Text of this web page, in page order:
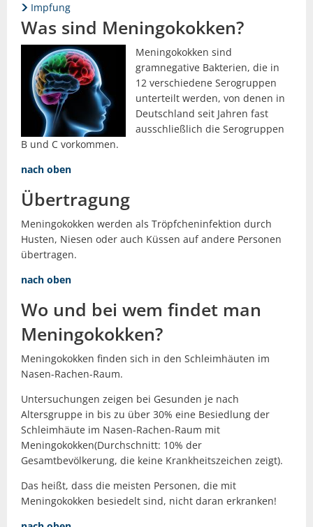
Impfung
Was sind Meningokokken?
Meningokokken sind
gramnegative Bakterien, die in
12 verschiedene Serogruppen
unterteilt werden, von denen in
Deutschland seit Jahren fast
ausschließlich die Serogruppen
B und C vorkommen.
nach oben
Übertragung
Meningokokken werden als Tröpfcheninfektion durch
Husten, Niesen oder auch Küssen auf andere Personen
übertragen.
nach oben
Wo und bei wem findet man
Meningokokken?
Meningokokken finden sich in den Schleimhäuten im
Nasen-Rachen-Raum.
Untersuchungen zeigen bei Gesunden je nach
Altersgruppe in bis zu über 30% eine Besiedlung der
Schleimhäute im Nasen-Rachen-Raum mit
Meningokokken(Durchschnitt: 10% der
Gesamtbevölkerung, die keine Krankheitszeichen zeigt).
Das heißt, dass die meisten Personen, die mit
Meningokokken besiedelt sind, nicht daran erkranken!